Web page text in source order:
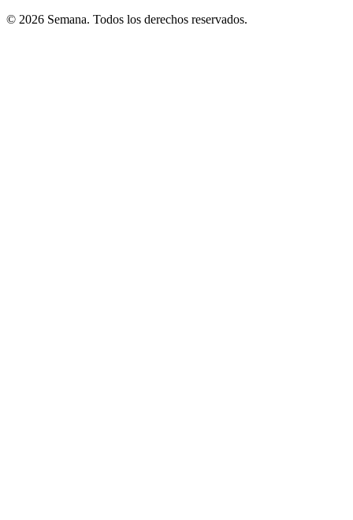
© 2026 Semana. Todos los derechos reservados.